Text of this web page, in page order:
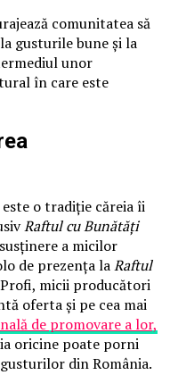
comunitatea să
gusturile bune și la
unor
în care este
o tradiție căreia îi
Raftul cu Bunătăți
a micilor
de prezența laRaftul
micii producători
oferta și pe cea mai
de promovare a lor,
oricine poate porni
din România.